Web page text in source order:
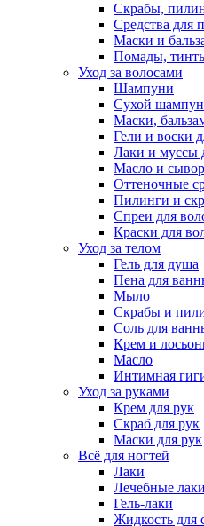
Скрабы,
Средства для
Маски и
Помады,
Уход за волосами
Шампуни
Сухой
Маски,
Гели и воски
Лаки и муссы
Масло и
Оттеночные
Пилинги и
Спреи для
Краски для
Уход за телом
Гель для душа
Пена для
Мыло
Скрабы и
Соль для
Крем и
Масло
Интимная
Уход за руками
Крем для рук
Скраб для рук
Маски для рук
Всё для ногтей
Лаки
Лечебные лаки
Гель-лаки
Жидкость для